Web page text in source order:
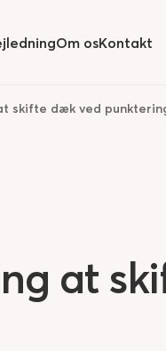
forHidesubmenu for
Om osKontakt
skifte dæk ved
at